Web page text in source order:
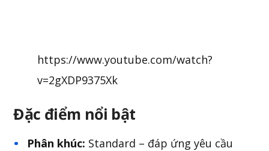
https://www.youtube.com/watch?
v=2gXDP9375Xk
Đặc điểm nổi bật
Phân khúc: Standard – đáp ứng yêu cầu